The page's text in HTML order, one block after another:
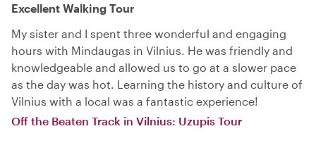
Excellent Walking Tour
My sister and I spent three wonderful and engaging
hours with Mindaugas in Vilnius. He was friendly and
knowledgeable and allowed us to go at a slower pace
as the day was hot. Learning the history and culture of
Vilnius with a local was a fantastic experience!
Off the Beaten Track in Vilnius: Uzupis Tour